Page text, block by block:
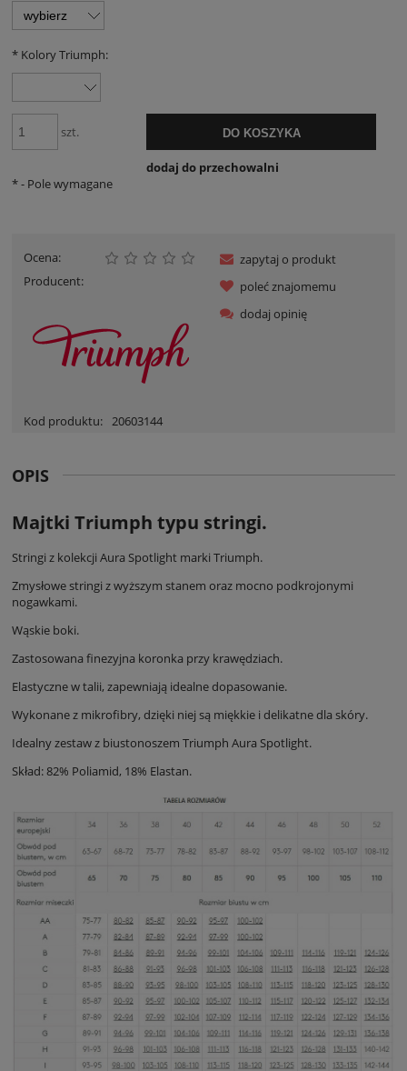
* Kolory Triumph:
szt. DO KOSZYKA
dodaj do przechowalni
*- Pole wymagane
Ocena:
Producent:
Kod produktu: 20603144
zapytaj o produkt
poleć znajomemu
dodaj opinię
OPIS
Majtki Triumph typu stringi.
Stringi z kolekcji Aura Spotlight marki Triumph.
Zmysłowe stringi z wyższym stanem oraz mocno podkrojonymi
nogawkami.
Wąskie boki.
Zastosowana finezyjna koronka przy krawędziach.
Elastyczne w talii, zapewniają idealne dopasowanie.
Wykonane z mikrofibry, dzięki niej są miękkie i delikatne dla skóry.
Idealny zestaw z biustonoszem Triumph Aura Spotlight.
Skład: 82% Poliamid, 18% Elastan.